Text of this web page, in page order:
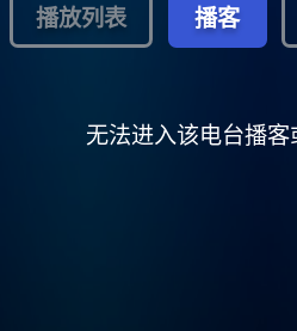
播放列表 播客
无法进入该电台播